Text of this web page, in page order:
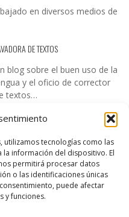
utilizamos tecnologías como las
información del dispositivo. El
permitirá procesar datos
o las identificaciones únicas
puede afectar
y funciones.
en diversos medios de
DE TEXTOS
blog sobre el buen uso de la
y el oficio de corrector
textos…